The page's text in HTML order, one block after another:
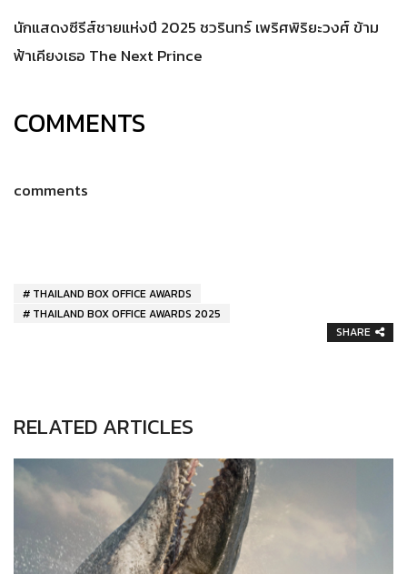
นักแสดงซีรีส์ชายแห่งปี 2025 ชวรินทร์ เพริศพิริยะวงศ์ ข้าม
ฟ้าเคียงเธอ The Next Prince
COMMENTS
comments
THAILAND BOX OFFICE AWARDS
THAILAND BOX OFFICE AWARDS 2025
SHARE
RELATED ARTICLES